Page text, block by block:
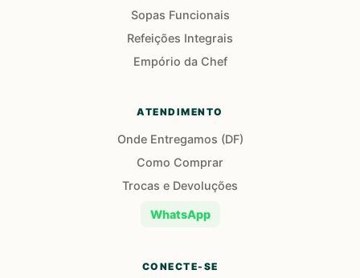
Sopas Funcionais
Refeições Integrais
Empório da Chef
ATENDIMENTO
Onde Entregamos (DF)
Como Comprar
Trocas e Devoluções
WhatsApp
CONECTE-SE